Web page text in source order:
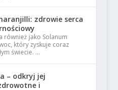
zdrowie serca
również jako Solanum
który zyskuje coraz
świecie. …
– odkryj jej
i